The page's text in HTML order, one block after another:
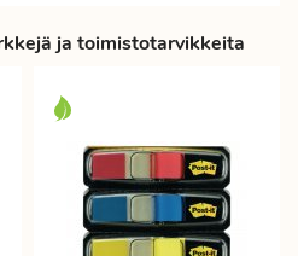
ja toimistotarvikkeita